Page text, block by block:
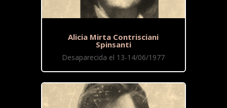
Alicia Mirta Contrisciani
Spinsanti
Desaparecida el 13-14/06/1977